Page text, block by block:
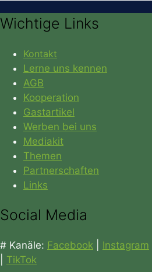
Wichtige Links
Kontakt
Lerne uns kennen
AGB
Kooperation
Gastartikel
Werben bei uns
Mediakit
Themen
Partnerschaften
Links
Social Media
# Kanäle: Facebook Instagram
TikTok